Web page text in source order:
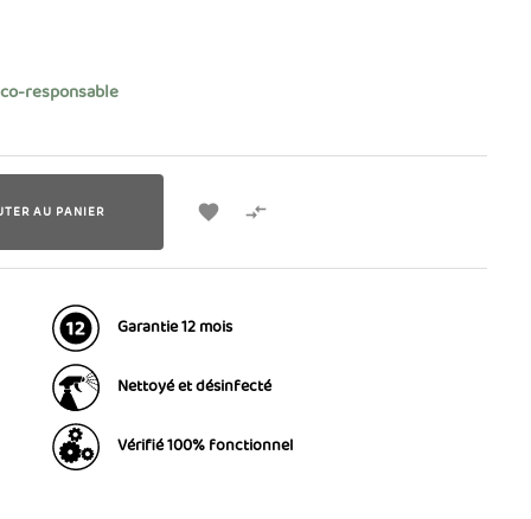
responsable
AU PANIER  
Garantie 12 mois
Nettoyé et désinfecté
Vérifié 100% fonctionnel